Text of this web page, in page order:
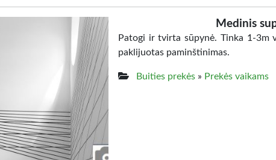
Medinis
Patogi ir tvirta sūpynė. Tinka 1-3m
paklijuotas paminštinimas.
Buities prekės» Prekės vaikams